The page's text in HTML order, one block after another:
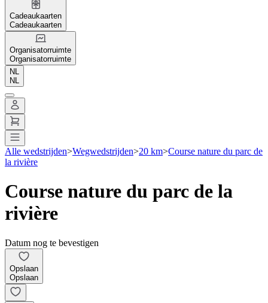
Cadeaukaarten
Cadeaukaarten
Organisatorruimte
Organisatorruimte
NL
NL
Alle wedstrijden>Wegwedstrijden>20 km>Course nature du parc de
la rivière
Course nature du parc de la
rivière
Datum nog te bevestigen
Opslaan
Opslaan